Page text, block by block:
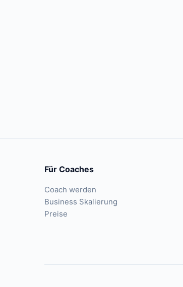
Für Coaches
Coach werden
Business Skalierung
Preise